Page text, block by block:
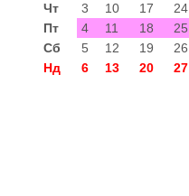
Чт
3 10 17
24
Пт
4 11 18
25
Сб
5 12 19
26
Нд
6 13 20 27